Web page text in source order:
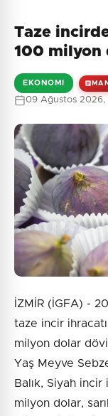
Taze
100 milyon
EKONOMI
09 Ağustos 2026,
İZMİR (İGFA) -
taze incir ihracatı
milyon dolar
Yaş Meyve
Balık, Siyah incir
milyon dolar,